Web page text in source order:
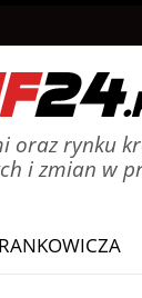
rynku
i zmian w